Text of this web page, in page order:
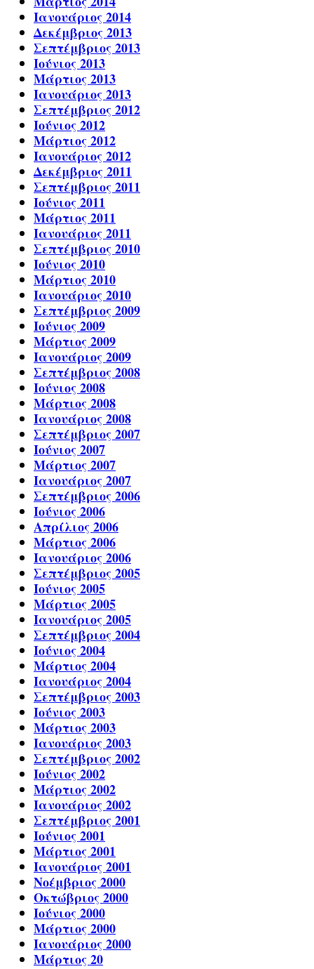
Ιανουάριος 2014
Δεκέμβριος 2013
Σεπτέμβριος 2013
Ιούνιος 2013
Μάρτιος 2013
Ιανουάριος 2013
Σεπτέμβριος 2012
Ιούνιος 2012
Μάρτιος 2012
Ιανουάριος 2012
Δεκέμβριος 2011
Σεπτέμβριος 2011
Ιούνιος 2011
Μάρτιος 2011
Ιανουάριος 2011
Σεπτέμβριος 2010
Ιούνιος 2010
Μάρτιος 2010
Ιανουάριος 2010
Σεπτέμβριος 2009
Ιούνιος 2009
Μάρτιος 2009
Ιανουάριος 2009
Σεπτέμβριος 2008
Ιούνιος 2008
Μάρτιος 2008
Ιανουάριος 2008
Σεπτέμβριος 2007
Ιούνιος 2007
Μάρτιος 2007
Ιανουάριος 2007
Σεπτέμβριος 2006
Ιούνιος 2006
Απρίλιος 2006
Μάρτιος 2006
Ιανουάριος 2006
Σεπτέμβριος 2005
Ιούνιος 2005
Μάρτιος 2005
Ιανουάριος 2005
Σεπτέμβριος 2004
Ιούνιος 2004
Μάρτιος 2004
Ιανουάριος 2004
Σεπτέμβριος 2003
Ιούνιος 2003
Μάρτιος 2003
Ιανουάριος 2003
Σεπτέμβριος 2002
Ιούνιος 2002
Μάρτιος 2002
Ιανουάριος 2002
Σεπτέμβριος 2001
Ιούνιος 2001
Μάρτιος 2001
Ιανουάριος 2001
Νοέμβριος 2000
Οκτώβριος 2000
Ιούνιος 2000
Μάρτιος 2000
Ιανουάριος 2000
Μάρτιος 20